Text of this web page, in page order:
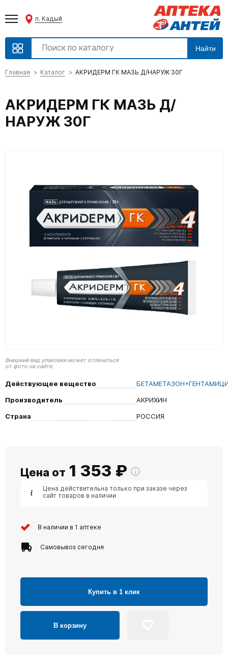
п. Кадый
Найти
Главная Каталог АКРИДЕРМ ГК МАЗЬ Д/НАРУЖ 30Г
АКРИДЕРМ ГК МАЗЬ Д/
НАРУЖ 30Г
Внешний вид упаковки может отличаться
от фото на сайте.
Действующее вещество
Производитель
АКРИХИН
Страна
РОССИЯ
Цена от 1 353 ₽
Цена действительна только при заказе через
сайт товаров в наличии
В наличии в 1 аптеке
Самовывоз сегодня
Купить в 1 клик
В корзину